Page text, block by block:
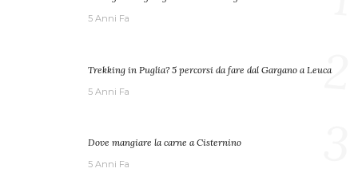
5 Anni Fa
Trekking in Puglia? 5 percorsi da fare dal Gargano a Leuca
5 Anni Fa 2
Dove mangiare la carne a Cisternino
5 Anni Fa